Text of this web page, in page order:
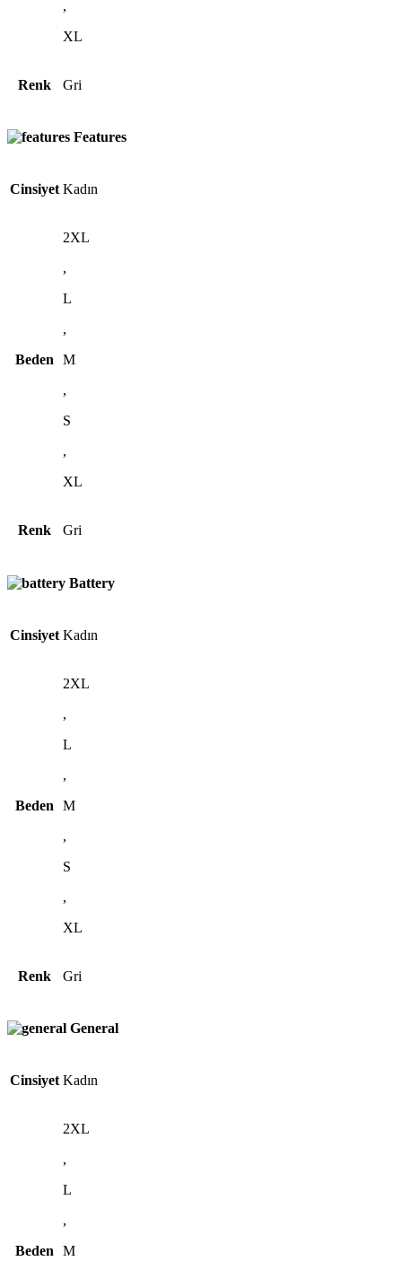
,
XL
Renk Gri
Features
Cinsiyet Kadın
Beden
2XL
,
L
,
M
,
S
,
XL
Renk Gri
Battery
Cinsiyet Kadın
Beden
2XL
,
L
,
M
,
S
,
XL
Renk Gri
General
Cinsiyet Kadın
Beden
2XL
,
L
,
M